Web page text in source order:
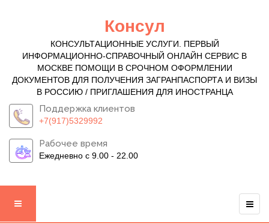
Консул
КОНСУЛЬТАЦИОННЫЕ УСЛУГИ. ПЕРВЫЙ
ИНФОРМАЦИОННО-СПРАВОЧНЫЙ ОНЛАЙН СЕРВИС В
МОСКВЕ ПОМОЩИ В СРОЧНОМ ОФОРМЛЕНИИ
ДОКУМЕНТОВ ДЛЯ ПОЛУЧЕНИЯ ЗАГРАНПАСПОРТА И ВИЗЫ
В РОССИЮ / ПРИГЛАШЕНИЯ ДЛЯ ИНОСТРАНЦА
Поддержка клиентов
+7(917)5329992
Рабочее время
Ежедневно с 9.00 - 22.00